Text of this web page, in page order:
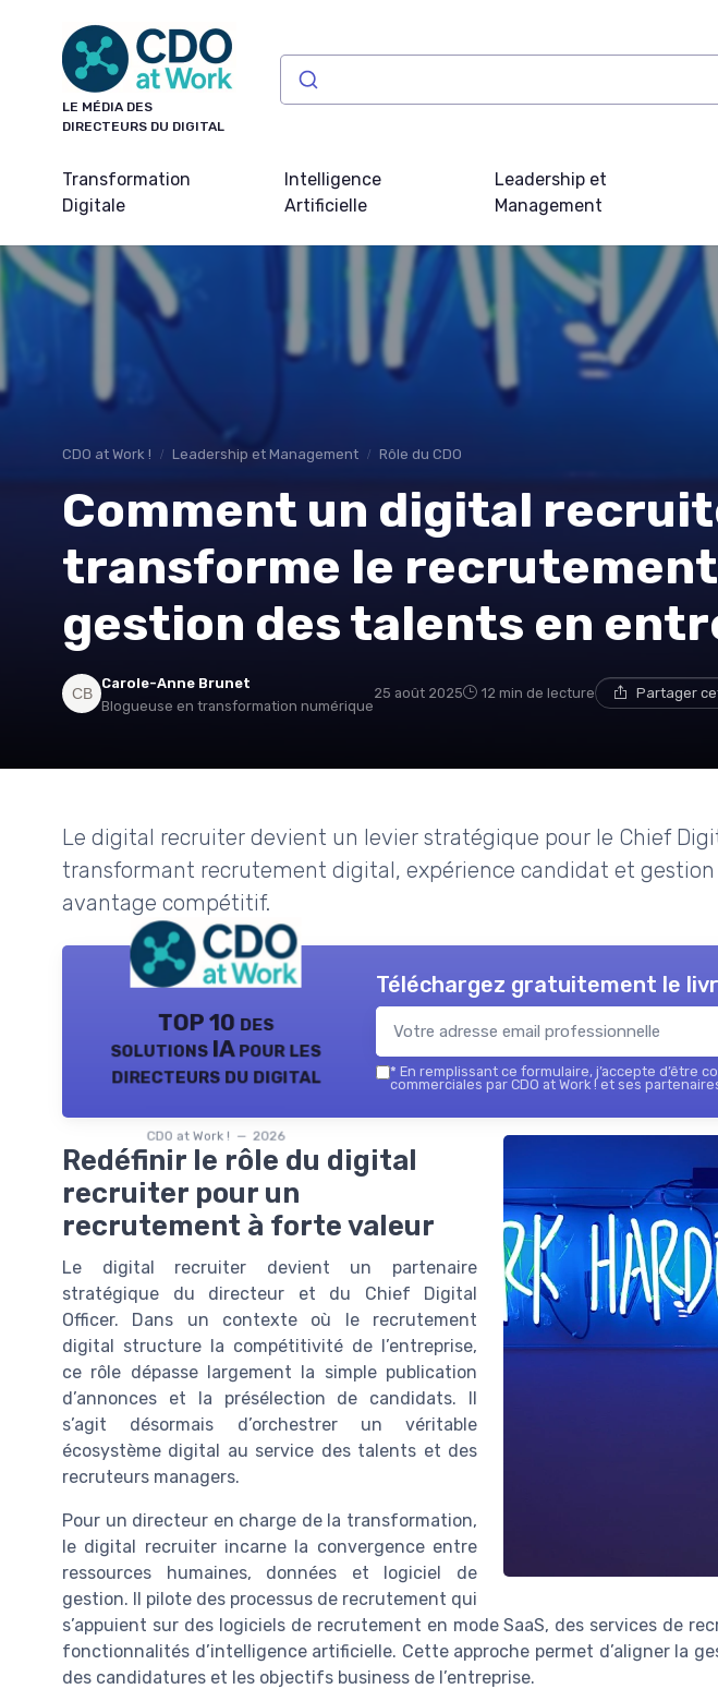
LE MÉDIA DES
DIRECTEURS DU DIGITAL
Transformation
Digitale
Intelligence
Artificielle
Leadership et
Management
CDO at Work ! Leadership et Management Rôle du CDO
Comment un digital
transforme le
gestion des talents en
Carole-Anne Brunet
Blogueuse en transformation numérique
25 août 2025 12 min de lecture Partager
Le digital recruiter devient un levier stratégique pour le Chief
transformant recrutement digital, expérience candidat et gestion
avantage compétitif.
TOP 10 des
solutions IA pour les
directeurs du digital
CDO at Work ! — 2026
Téléchargez gratuitement le
* En remplissant ce formulaire, j’accepte d’être
commerciales par CDO at Work ! et ses
Redéfinir le rôle du digital
recruiter pour un
recrutement à forte valeur
Le digital recruiter devient un partenaire
stratégique du directeur et du Chief Digital
Officer. Dans un contexte où le recrutement
digital structure la compétitivité de l’entreprise,
ce rôle dépasse largement la simple publication
d’annonces et la présélection de candidats. Il
s’agit désormais d’orchestrer un véritable
écosystème digital au service des talents et des
recruteurs managers.
Pour un directeur en charge de la transformation,
le digital recruiter incarne la convergence entre
ressources humaines, données et logiciel de
gestion. Il pilote des processus de recrutement qui
s’appuient sur des logiciels de recrutement en mode SaaS, des services de
fonctionnalités d’intelligence artificielle. Cette approche permet d’aligner la
des candidatures et les objectifs business de l’entreprise.